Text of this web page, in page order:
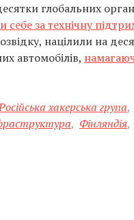
глобальних
за технічну
націлили на
автомобілів,
хакерська група,
, Фінляндія,